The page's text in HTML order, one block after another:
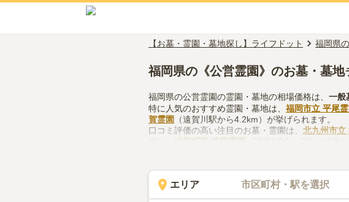
【お墓・霊園・墓地探し】ライフドット 福岡県
福岡県の《公営霊園》のお墓・墓地
福岡県の公営霊園の霊園・墓地の相場価格は、 一般
特に人気のおすすめ霊園・墓地は、 福岡市立 平尾霊
賀霊園 （遠賀川駅から4.2km）が挙げられます。
口コミ評価の高い注目のお墓・霊園は、 北九州市立
遠賀町営 遠賀霊園
福岡県で公営霊園の霊園・墓地のお墓探しをする
ください。
エリア 市区町村・駅を選択